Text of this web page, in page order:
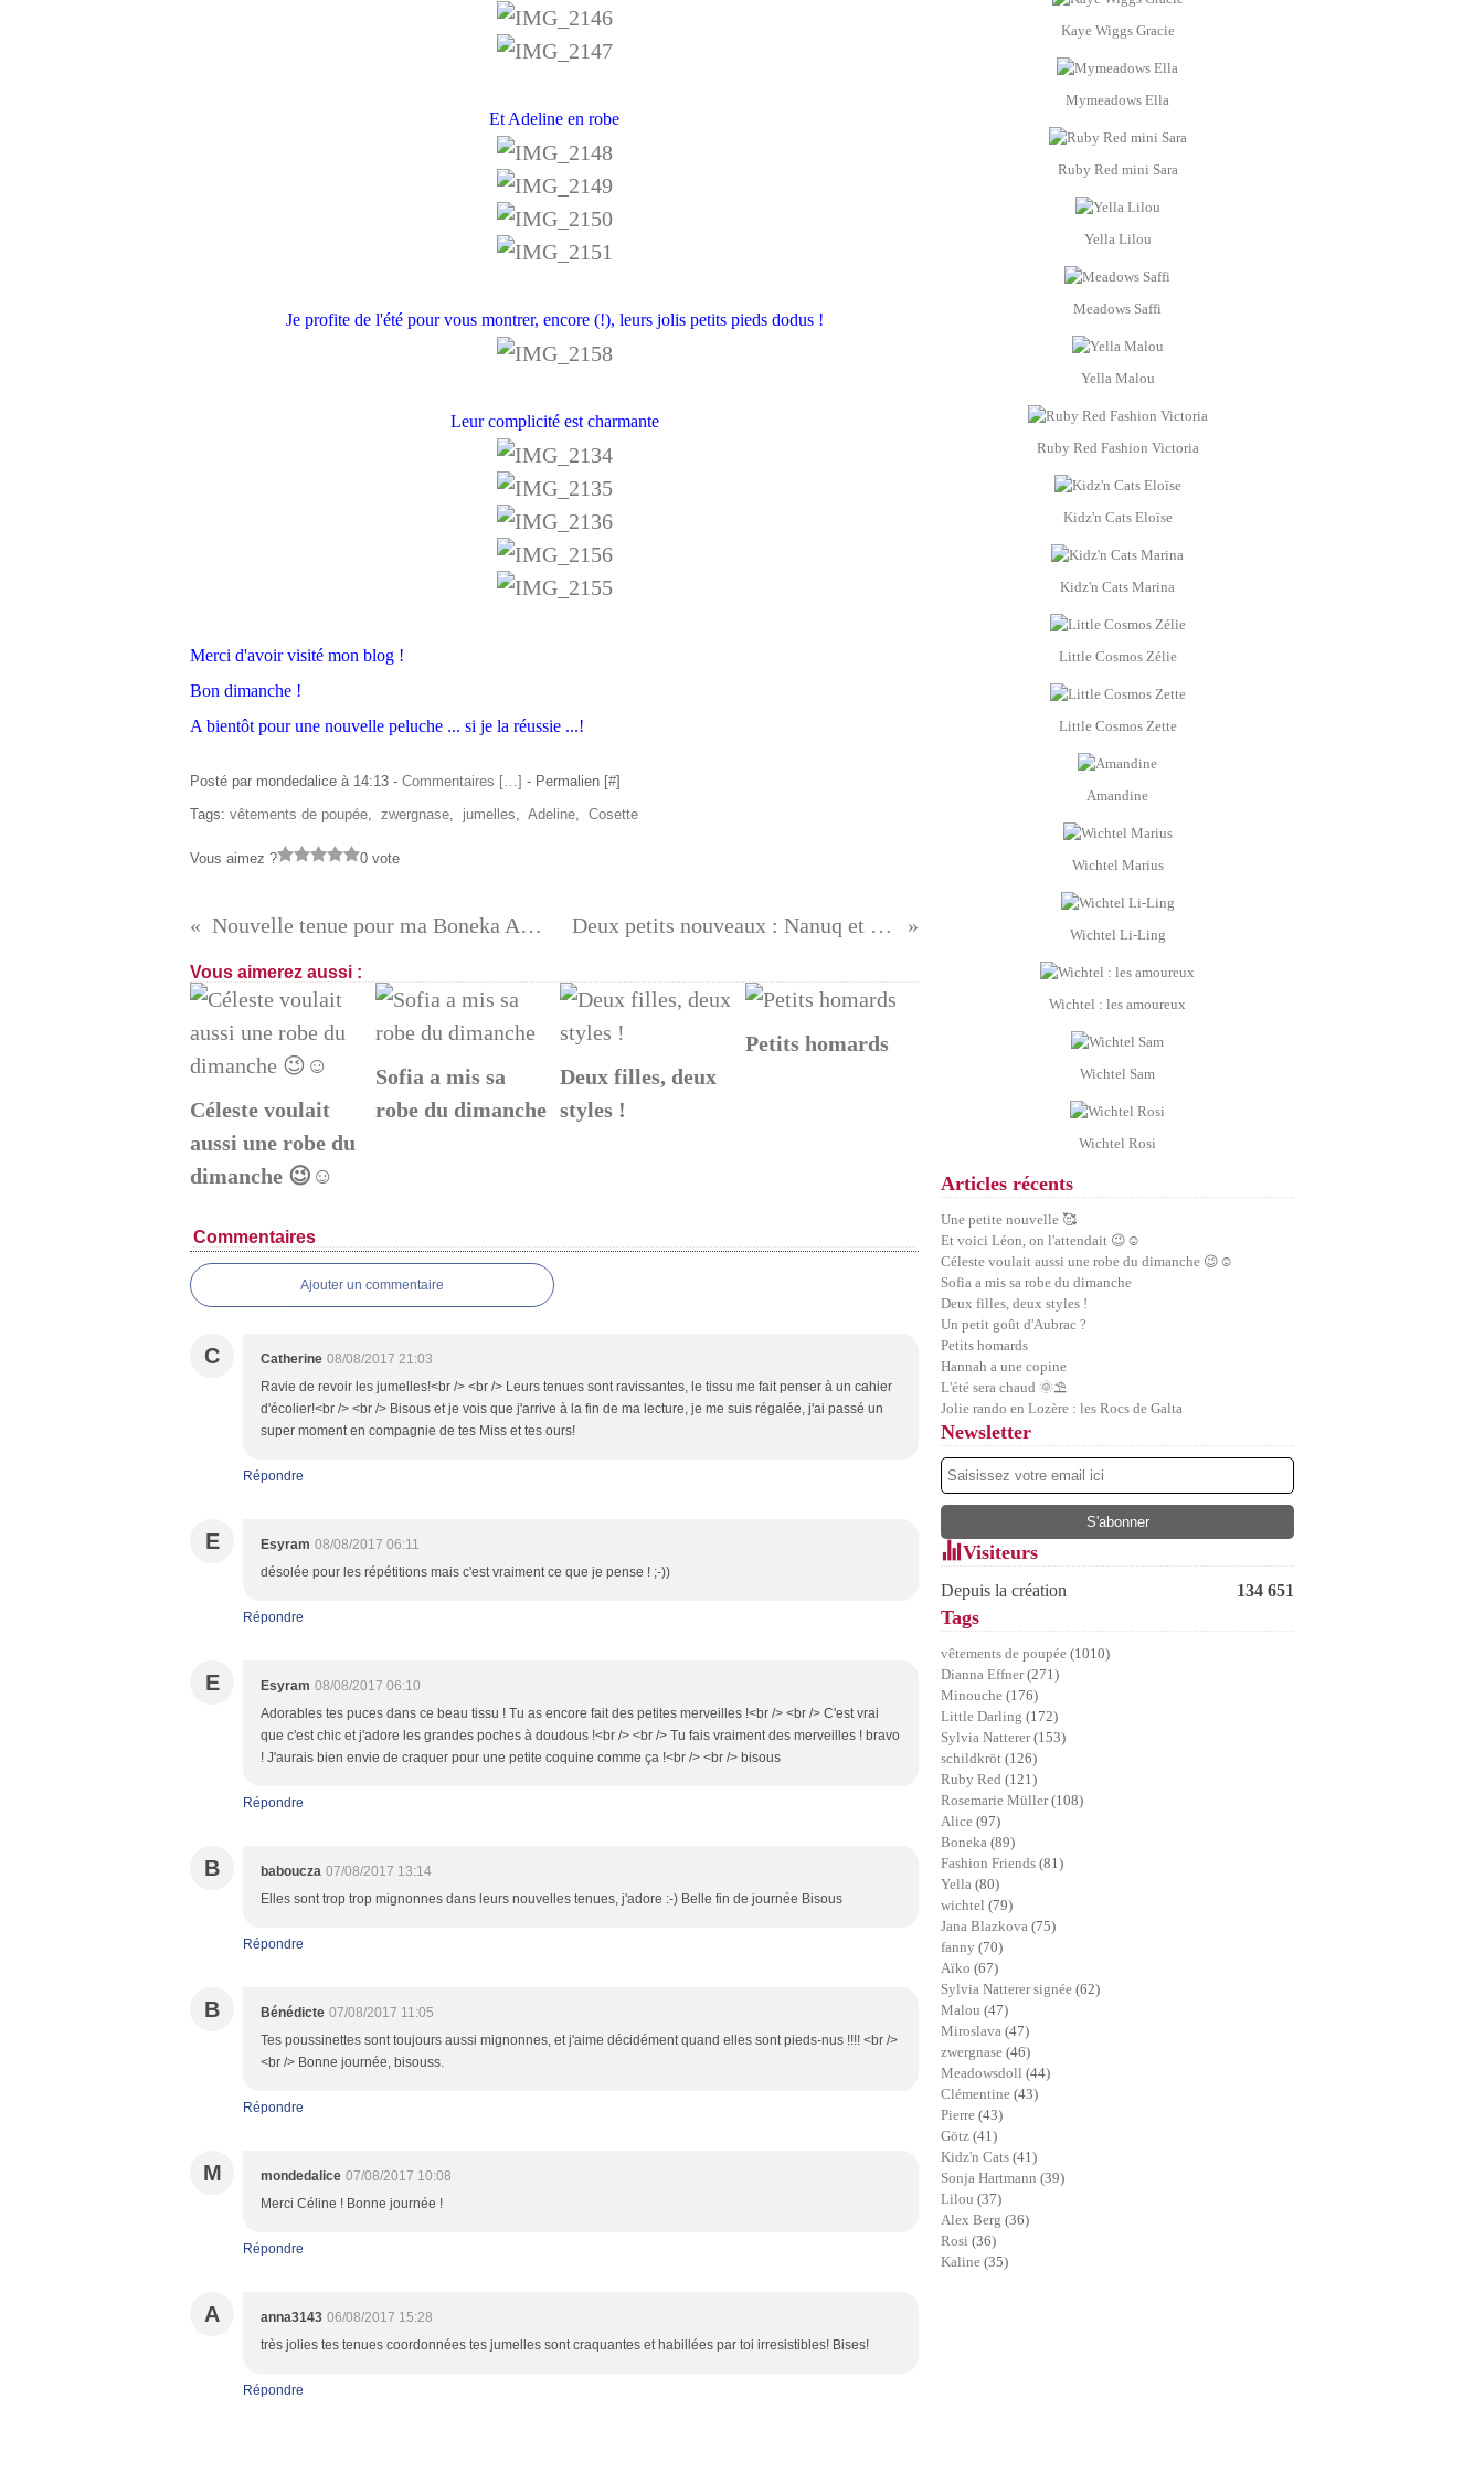
Et Adeline en robe
Je profite de l'été pour vous montrer, encore (!), leurs jolis petits pieds dodus !
Leur complicité est charmante
Merci d'avoir visité mon blog !
Bon dimanche !
A bientôt pour une nouvelle peluche ... si je la réussie ...!
Posté par mondedalice à 14:13 - Commentaires […] - Permalien [#]
Tags: vêtements de poupée, zwergnase, jumelles, Adeline, Cosette
Vous aimez ? 0 vote
Nouvelle tenue pour ma Boneka Amanina Deux petits nouveaux : Nanuq et Grisou
Vous aimerez aussi :
Céleste voulait
aussi une robe du
dimanche 😉☺️
Sofia a mis sa
robe du dimanche
Deux filles, deux
styles !
Petits homards
Commentaires
Ajouter un commentaire
C Catherine 08/08/2017 21:03
Ravie de revoir les jumelles!<br /> <br /> Leurs tenues sont ravissantes, le tissu me fait penser à un cahier
d'écolier!<br /> <br /> Bisous et je vois que j'arrive à la fin de ma lecture, je me suis régalée, j'ai passé un
super moment en compagnie de tes Miss et tes ours!
Répondre
E Esyram 08/08/2017 06:11
désolée pour les répétitions mais c'est vraiment ce que je pense ! ;-))
Répondre
E Esyram 08/08/2017 06:10
Adorables tes puces dans ce beau tissu ! Tu as encore fait des petites merveilles !<br /> <br /> C'est vrai
que c'est chic et j'adore les grandes poches à doudous !<br /> <br /> Tu fais vraiment des merveilles ! bravo
! J'aurais bien envie de craquer pour une petite coquine comme ça !<br /> <br /> bisous
Répondre
B baboucza 07/08/2017 13:14
Elles sont trop trop mignonnes dans leurs nouvelles tenues, j'adore :-) Belle fin de journée Bisous
Répondre
B Bénédicte 07/08/2017 11:05
Tes poussinettes sont toujours aussi mignonnes, et j'aime décidément quand elles sont pieds-nus !!!! <br />
<br /> Bonne journée, bisouss.
Répondre
M mondedalice 07/08/2017 10:08
Merci Céline ! Bonne journée !
Répondre
A anna3143 06/08/2017 15:28
très jolies tes tenues coordonnées tes jumelles sont craquantes et habillées par toi irresistibles! Bises!
Répondre
Kaye Wiggs Gracie
Mymeadows Ella
Ruby Red mini Sara
Yella Lilou
Meadows Saffi
Yella Malou
Ruby Red Fashion Victoria
Kidz'n Cats Eloïse
Kidz'n Cats Marina
Little Cosmos Zélie
Little Cosmos Zette
Amandine
Wichtel Marius
Wichtel Li-Ling
Wichtel : les amoureux
Wichtel Sam
Wichtel Rosi
Articles récents
Une petite nouvelle 🥰
Et voici Léon, on l'attendait 😉☺️
Céleste voulait aussi une robe du dimanche 😉☺️
Sofia a mis sa robe du dimanche
Deux filles, deux styles !
Un petit goût d'Aubrac ?
Petits homards
Hannah a une copine
L'été sera chaud 🌞⛱️
Jolie rando en Lozère : les Rocs de Galta
Newsletter
Visiteurs
Depuis la création 134 651
Tags
vêtements de poupée (1010)
Dianna Effner(271)
Minouche (176)
Little Darling (172)
Sylvia Natterer(153)
schildkröt (126)
Ruby Red (121)
Rosemarie Müller(108)
Alice (97)
Boneka (89)
Fashion Friends (81)
Yella (80)
wichtel (79)
Jana Blazkova (75)
fanny (70)
Aïko (67)
Sylvia Natterer signée (62)
Malou (47)
Miroslava (47)
zwergnase (46)
Meadowsdoll (44)
Clémentine (43)
Pierre (43)
Götz (41)
Kidz'n Cats (41)
Sonja Hartmann (39)
Lilou (37)
Alex Berg (36)
Rosi (36)
Kaline (35)